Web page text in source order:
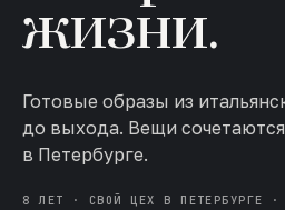
жизни.
Готовые образы из
до выхода. Вещи
в Петербурге.
8 ЛЕТ · СВОЙ ЦЕХ В ПЕТЕРБУРГЕ ·